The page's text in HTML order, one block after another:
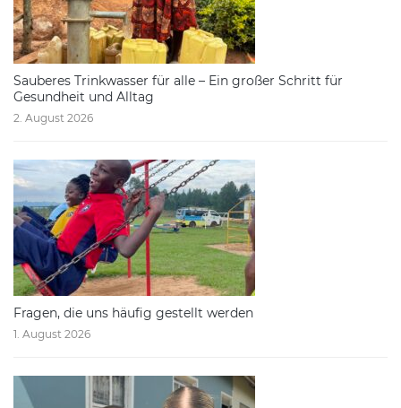
Sauberes Trinkwasser für alle – Ein großer Schritt für
Gesundheit und Alltag
2. August 2026
Fragen, die uns häufig gestellt werden
1. August 2026